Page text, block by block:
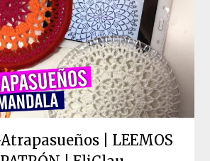
| LEEMOS